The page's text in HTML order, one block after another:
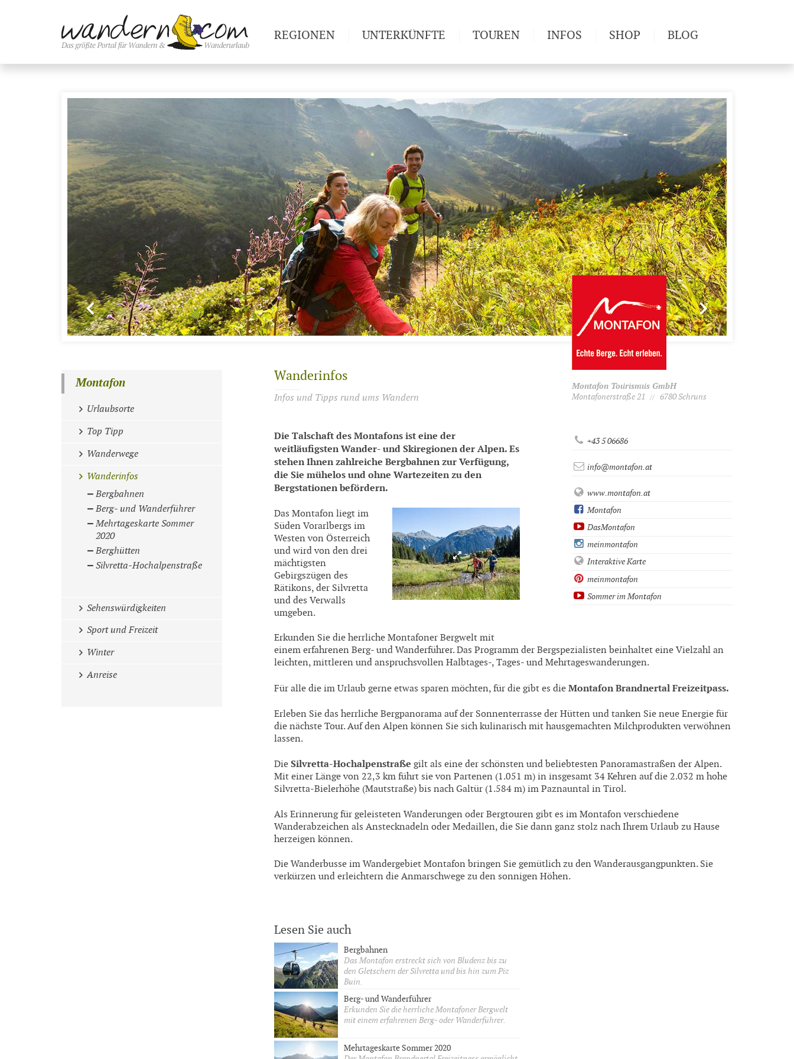
Wanderinfos
Infos und Tipps rund ums Wandern
Die Talschaft des Montafons ist eine der
weitläufigsten Wander- und Skiregionen der Alpen. Es
stehen Ihnen zahlreiche Bergbahnen zur Verfügung,
die Sie mühelos und ohne Wartezeiten zu den
Bergstationen befördern.
Das Montafon liegt im
Süden Vorarlbergs im
Westen von Österreich
und wird von den drei
mächtigsten
Gebirgszügen des
Rätikons, der Silvretta
und des Verwalls
umgeben.
Erkunden Sie die herrliche Montafoner Bergwelt mit
einem erfahrenen Berg- und Wanderführer. Das Programm der Bergspezialisten beinhaltet eine Vielzahl an
leichten, mittleren und anspruchsvollen Halbtages-, Tages- und Mehrtageswanderungen.
Für alle die im Urlaub gerne etwas sparen möchten, für die gibt es die Montafon Brandnertal Freizeitpass.
Erleben Sie das herrliche Bergpanorama auf der Sonnenterrasse der Hütten und tanken Sie neue Energie für
die nächste Tour. Auf den Alpen können Sie sich kulinarisch mit hausgemachten Milchprodukten verwöhnen
lassen.
Die Silvretta-Hochalpenstraße gilt als eine der schönsten und beliebtesten Panoramastraßen der Alpen.
Mit einer Länge von 22,3 km führt sie von Partenen (1.051 m) in insgesamt 34 Kehren auf die 2.032 m hohe
Silvretta-Bielerhöhe (Mautstraße) bis nach Galtür (1.584 m) im Paznauntal in Tirol.
Als Erinnerung für geleisteten Wanderungen oder Bergtouren gibt es im Montafon verschiedene
Wanderabzeichen als Anstecknadeln oder Medaillen, die Sie dann ganz stolz nach Ihrem Urlaub zu Hause
herzeigen können.
Die Wanderbusse im Wandergebiet Montafon bringen Sie gemütlich zu den Wanderausgangpunkten. Sie
verkürzen und erleichtern die Anmarschwege zu den sonnigen Höhen.
Lesen Sie auch
Bergbahnen
Das Montafon erstreckt sich von Bludenz bis zu
den Gletschern der Silvretta und bis hin zum Piz
Buin.
Berg- und Wanderführer
Erkunden Sie die herrliche Montafoner Bergwelt
mit einem erfahrenen Berg- oder Wanderführer.
Mehrtageskarte Sommer 2020
Montafon Tourismus GmbH
Montafonerstraße 21
// 6780 Schruns
+43 5 06686
info@montafon.at
www.montafon.at
Montafon
DasMontafon
meinmontafon
Interaktive Karte
meinmontafon
Sommer im Montafon
Montafon
Urlaubsorte
Top Tipp
Wanderwege
Wanderinfos
Bergbahnen
Berg- und Wanderführer
Mehrtageskarte Sommer
2020
Berghütten
Silvretta-Hochalpenstraße
Sehenswürdigkeiten
Sport und Freizeit
Winter
Anreise
REGIONEN UNTERKÜNFTE TOUREN INFOS
Wandertipps
Pflanzen
Newsletter
SHOP BLOG